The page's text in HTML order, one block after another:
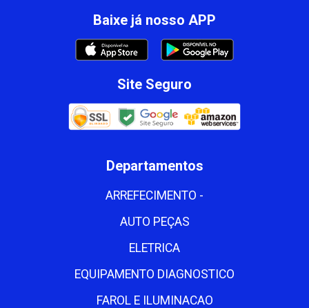
Baixe já nosso APP
Site Seguro
Departamentos
ARREFECIMENTO -
AUTO PEÇAS
ELETRICA
EQUIPAMENTO DIAGNOSTICO
FAROL E ILUMINACAO